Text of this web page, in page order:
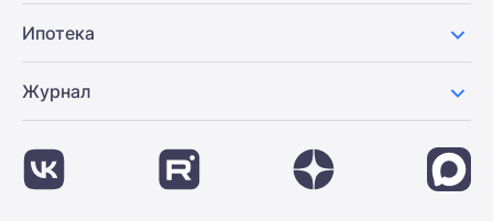
Ипотека
Журнал